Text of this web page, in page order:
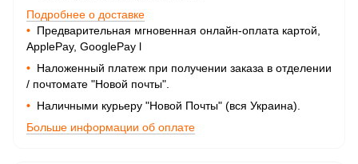
Подробнее о доставке
• Предварительная мгновенная онлайн-оплата картой,
ApplePay, GooglePay l
• Наложенный платеж при получении заказа в отделении
/ почтомате "Новой почты".
• Наличными курьеру "Новой Почты" (вся Украина).
Больше информации об оплате